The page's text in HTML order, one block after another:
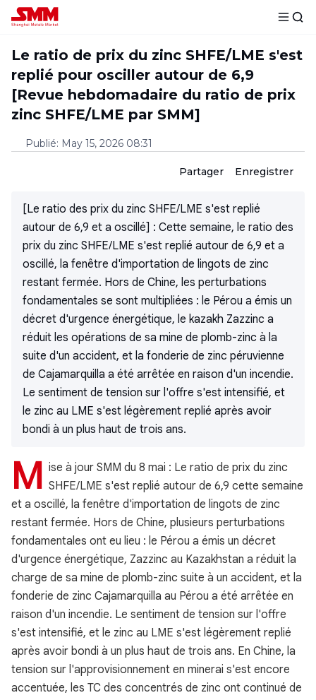
Le ratio de prix du zinc SHFE/LME s'est
replié pour osciller autour de 6,9
[Revue hebdomadaire du ratio de prix
zinc SHFE/LME par SMM]
Publié: May 15, 2026 08:31
Partager Enregistrer
[Le ratio des prix du zinc SHFE/LME s'est replié
autour de 6,9 et a oscillé] : Cette semaine, le ratio des
prix du zinc SHFE/LME s'est replié autour de 6,9 et a
oscillé, la fenêtre d'importation de lingots de zinc
restant fermée. Hors de Chine, les perturbations
fondamentales se sont multipliées : le Pérou a émis un
décret d'urgence énergétique, le kazakh Zazzinc a
réduit les opérations de sa mine de plomb-zinc à la
suite d'un accident, et la fonderie de zinc péruvienne
de Cajamarquilla a été arrêtée en raison d'un incendie.
Le sentiment de tension sur l'offre s'est intensifié, et
le zinc au LME s'est légèrement replié après avoir
bondi à un plus haut de trois ans.
M ise à jour SMM du 8 mai : Le ratio de prix du zinc
SHFE/LME s'est replié autour de 6,9 cette semaine
et a oscillé, la fenêtre d'importation de lingots de zinc
restant fermée. Hors de Chine, plusieurs perturbations
fondamentales ont eu lieu : le Pérou a émis un décret
d'urgence énergétique, Zazzinc au Kazakhstan a réduit la
charge de sa mine de plomb-zinc suite à un accident, et la
fonderie de zinc Cajamarquilla au Pérou a été arrêtée en
raison d'un incendie. Le sentiment de tension sur l'offre
s'est intensifié, et le zinc au LME s'est légèrement replié
après avoir bondi à un plus haut de trois ans. En Chine, la
tension sur l'approvisionnement en minerai s'est encore
accentuée, les TC des concentrés de zinc ont continué de